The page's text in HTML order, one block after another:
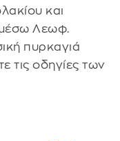
και
μέσω Λεωφ.
πυρκαγιά
τις οδηγίες των